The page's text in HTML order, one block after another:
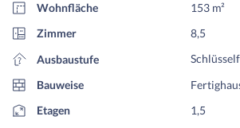
Wohnfläche
153 m²
Zimmer
8,5
Ausbaustufe
Bauweise
Etagen
1,5